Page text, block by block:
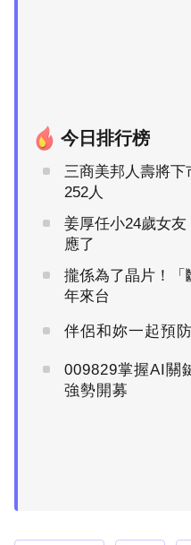
今日排行榜
三商美邦人壽將下
252人
姜厚任小24歲女
應了
攏係為了晶片！「斷交19年
年來台
伴侶和妳一起預
009829掌握AI關
強勢開募